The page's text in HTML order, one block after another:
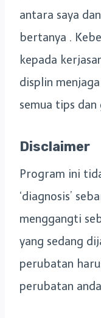
antara saya
bertanya .
kepada
displin
semua tips
Disclaimer
Program ini
‘diagnosis’
menggangti
yang sedang
perubatan
perubatan